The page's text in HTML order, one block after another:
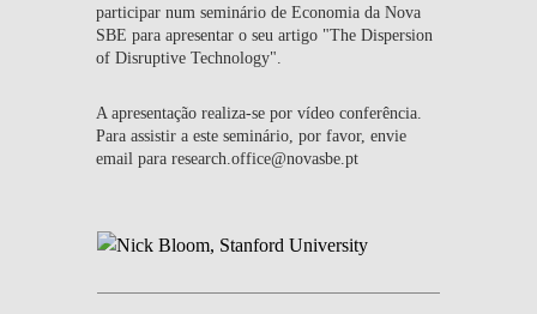
WHAT'S HAPPENING
participar num seminário de Economia da Nova
SBE para apresentar o seu artigo "The Dispersion
of Disruptive Technology".
A apresentação realiza-se por vídeo conferência.
Para assistir a este seminário, por favor, envie
email para research.office@novasbe.pt